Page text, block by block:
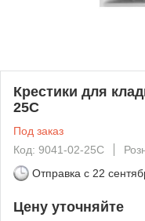
Крестики для
25С
Под заказ
Код: 9041-02-25С
Отправка с 22
Цену уточняйте